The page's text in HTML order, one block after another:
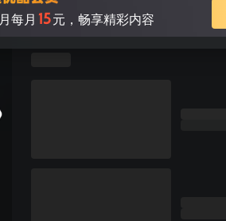
月每月 15元，畅享精彩内容